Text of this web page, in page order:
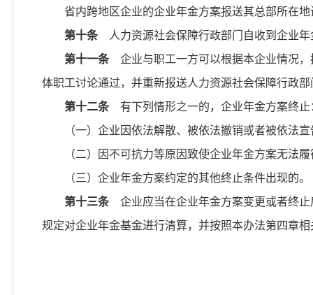
省内跨地区企业的企业年金方案报送其总部所在
第十条人力资源社会保障行政部门自收到企业年
第十一条企业与职工一方可以根据本企业情况，
体职工讨论通过，并重新报送人力资源社会保障行政部
第十二条有下列情形之一的，企业年金方案终止
（一）企业因依法解散、被依法撤销或者被依法
（二）因不可抗力等原因致使企业年金方案无法
（三）企业年金方案约定的其他终止条件出现的。
第十三条企业应当在企业年金方案变更或者终止
规定对企业年金基金进行清算，并按照本办法第四章